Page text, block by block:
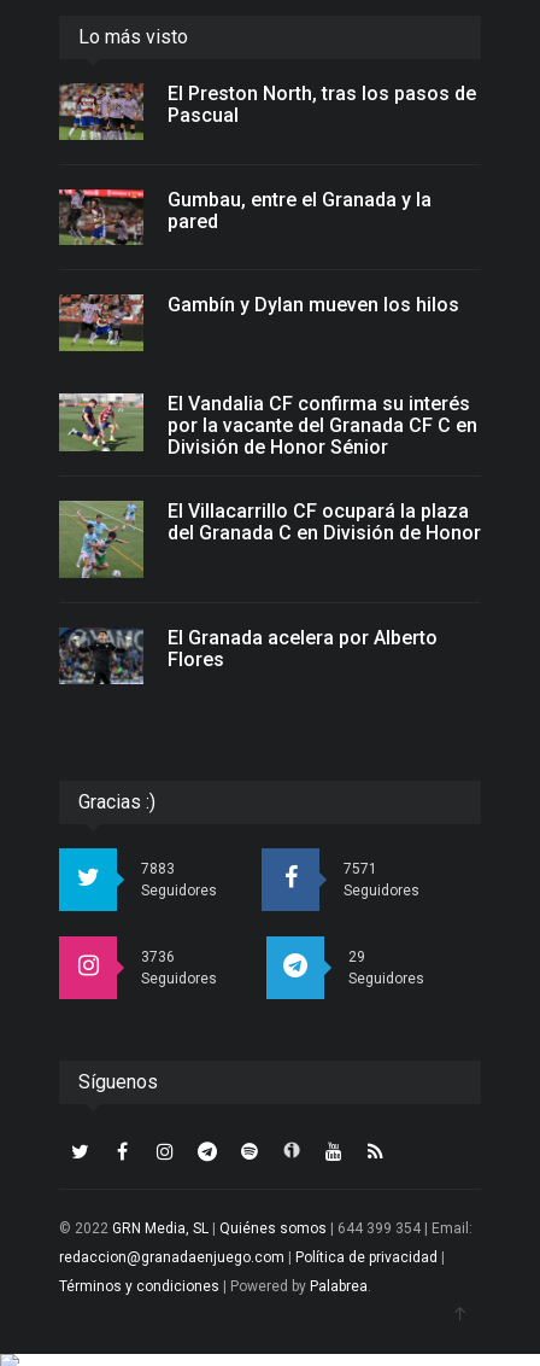
Lo más visto
El Preston North, tras los pasos de
Pascual
Gumbau, entre el Granada y la
pared
Gambín y Dylan mueven los hilos
El Vandalia CF confirma su interés
por la vacante del Granada CF C en
División de Honor Sénior
El Villacarrillo CF ocupará la plaza
del Granada C en División de Honor
El Granada acelera por Alberto
Flores
Gracias :)
7883
Seguidores
7571
Seguidores
3736
Seguidores
29
Seguidores
Síguenos
© 2022 GRN Media, SL Quiénes somos | 644 399 354 | Email:
redaccion@granadaenjuego.com
Política de privacidad
Términos y condiciones | Powered by Palabrea.